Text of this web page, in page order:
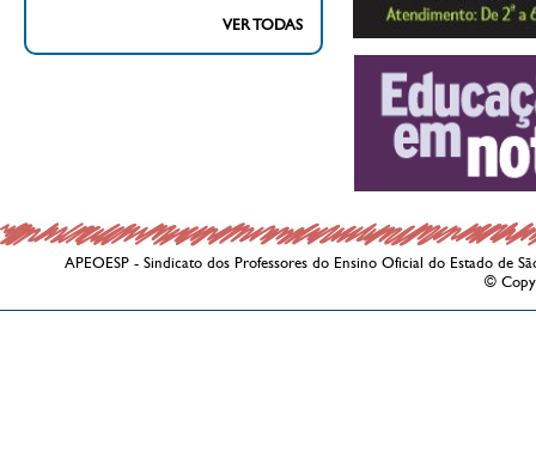
VER TODAS
APEOESP - Sindicato dos Professores do Ensino Oficial do Estado de
©